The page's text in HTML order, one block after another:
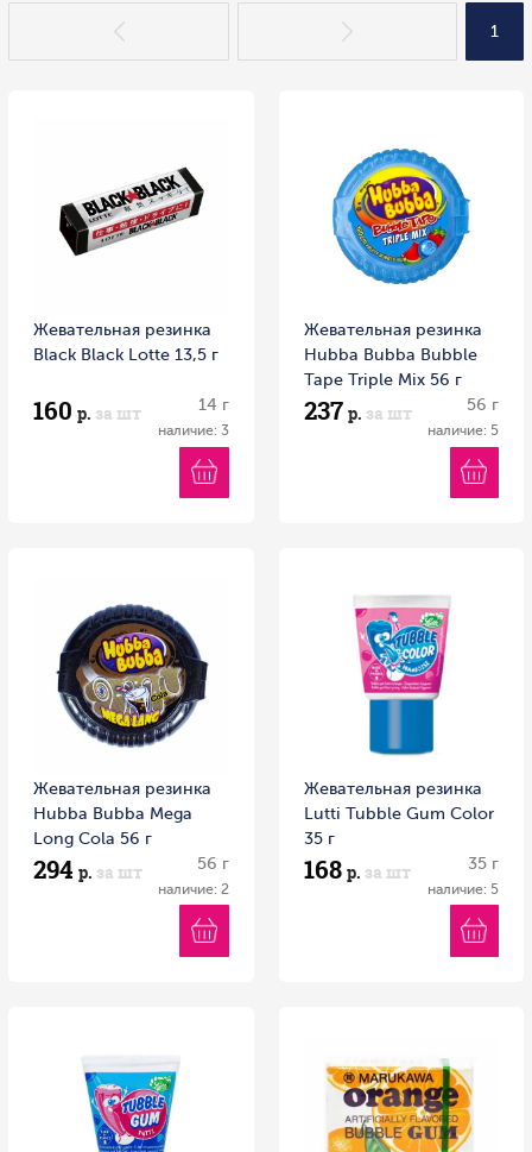
1
Жевательная резинка
Black Black Lotte 13,5 г
160 р. за шт 14 г
наличие: 3
Жевательная резинка
Hubba Bubba Bubble
Tape Triple Mix 56 г
Германия
237 р. за шт 56 г
наличие: 5
Жевательная резинка
Hubba Bubba Mega
Long Сola 56 г
294 р. за шт 56 г
наличие: 2
Жевательная резинка
Lutti Tubble Gum Color
35 г
168 р. за шт 35 г
наличие: 5